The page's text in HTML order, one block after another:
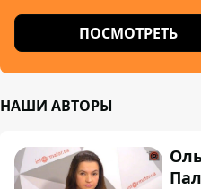
ПОСМОТРЕТЬ
НАШИ АВТОРЫ